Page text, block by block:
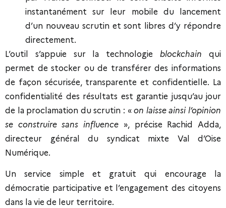
instantanément sur leur mobile du lancement
d’un nouveau scrutin et sont libres d’y répondre
directement.
L’outil s’appuie sur la technologie blockchain qui
permet de stocker ou de transférer des informations
de façon sécurisée, transparente et confidentielle. La
confidentialité des résultats est garantie jusqu’au jour
de la proclamation du scrutin : «on laisse ainsi l’opinion
se construire sans influence », précise Rachid Adda,
directeur général du syndicat mixte Val d’Oise
Numérique.
Un service simple et gratuit qui encourage la
démocratie participative et l’engagement des citoyens
dans la vie de leur territoire.